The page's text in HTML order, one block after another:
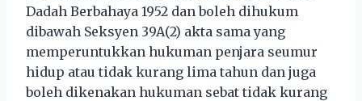
Dadah Berbahaya 1952 dan boleh dihukum
dibawah Seksyen 39A(2) akta sama yang
memperuntukkan hukuman penjara seumur
hidup atau tidak kurang lima tahun dan juga
boleh dikenakan hukuman sebat tidak kurang